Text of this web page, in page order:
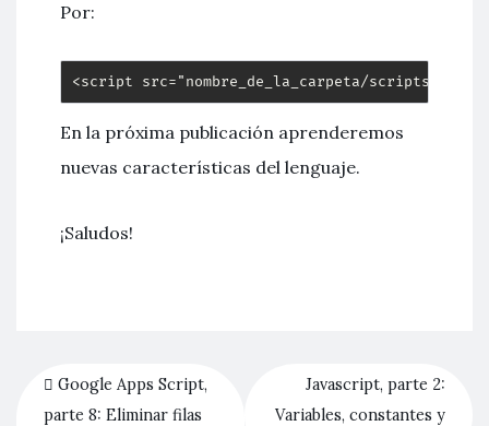
Por:
<script src="nombre_de_la_carpeta/
En la próxima publicación aprenderemos
nuevas características del lenguaje.
¡Saludos!
Google Apps Script,
parte 8: Eliminar filas
Javascript, parte 2:
Variables, constantes y